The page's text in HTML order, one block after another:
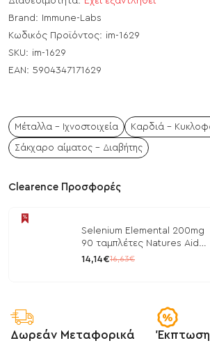
Brand:
Immune-Labs
Κωδικός Προϊόντος: im-1629
SKU: im-1629
EAN: 5904347171629
Μέταλλα - Ιχνοστοιχεία Καρδιά -
Σάκχαρο αίματος - Διαβήτης
Clearence Προσφορές
Selenium Elemental 200mg
90 ταμπλέτες Natures Aid
/ Μέταλλα
14,14€16,63€
Δωρεάν Μεταφορικά